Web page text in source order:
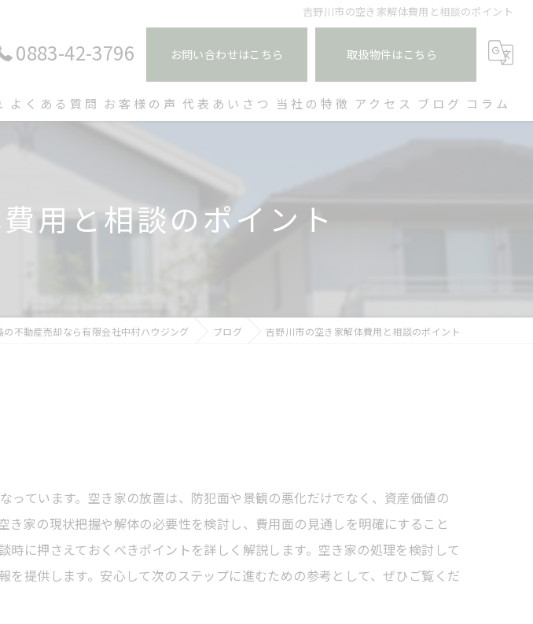
吉野川市の空き家解体費用と相談のポイント
0883-42-3796 お問い合わせはこちら 取扱物件はこちら
よくある質問 お客様の声 代表あいさつ 当社の特徴
土地
アクセス ブログ コラム
用と相談のポイント
の不動産売却なら有限会社中村ハウジング ブログ 吉野川市の空き家解体費用と相談のポイント
ています。空き家の放置は、防犯面や景観の悪化だけでなく、資産価値の
家の現状把握や解体の必要性を検討し、費用面の見通しを明確にすること
に押さえておくべきポイントを詳しく解説します。空き家の処理を検討して
提供します。安心して次のステップに進むための参考として、ぜひご覧くだ